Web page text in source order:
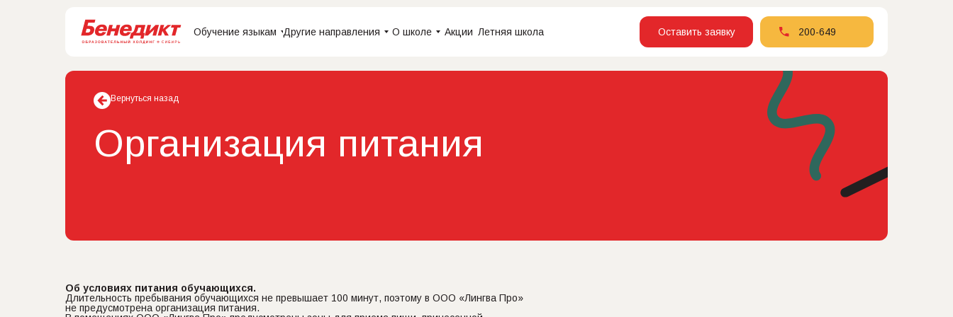
Оставить заявку 200-649
Обучение языкам Другие направления О школе Акции Летняя школа
Организация питания
Вернуться назад
Об условиях питания обучающихся.
Длительность пребывания обучающихся не превышает 100 минут, поэтому в ООО «Лингва Про»
не предусмотрена организация питания.